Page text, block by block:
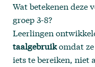
Wat betekenen deze
groep 3-8?
Leerlingen
taalgebruikomdat
iets te bereiken, niet